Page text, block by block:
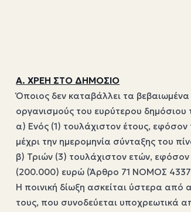
Α. ΧΡΕΗ ΣΤΟ ΔΗΜΟΣΙΟ
Όποιος δεν καταβάλλει τα
οργανισμούς του ευρύτερου
α) Ενός (1) τουλάχιστον έτους,
μέχρι την ημερομηνία σύνταξης του
β) Τριών (3) τουλάχιστον ετών,
(200.000) ευρώ (Άρθρο 71 NOMOΣ
Η ποινική δίωξη ασκείται ύστερα
τους, που συνοδεύεται υποχρεωτικά